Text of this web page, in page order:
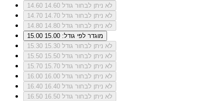
14.60
לא ניתן לבחור גודל 14.60
14.70
לא ניתן לבחור גודל 14.70
14.80
לא ניתן לבחור גודל 14.80
15.00
מוגדר לפי גודל: 15.00
15.30
לא ניתן לבחור גודל 15.30
15.50
לא ניתן לבחור גודל 15.50
15.70
לא ניתן לבחור גודל 15.70
16.00
לא ניתן לבחור גודל 16.00
16.40
לא ניתן לבחור גודל 16.40
16.50
לא ניתן לבחור גודל 16.50